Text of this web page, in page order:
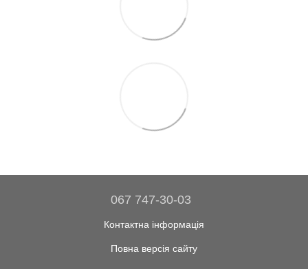
067 747-30-03
Контактна інформація
Повна версія сайту